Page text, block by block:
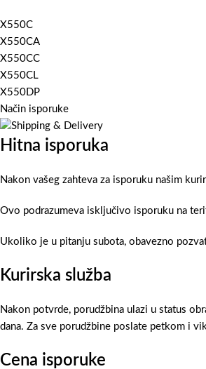
X550C
X550CA
X550CC
X550CL
X550DP
Način isporuke
Hitna isporuka
Nakon vašeg zahteva za isporuku našim
Ovo podrazumeva isključivo isporuku na
Ukoliko je u pitanju subota, obavezno
Kurirska služba
Nakon potvrde, porudžbina ulazi u status
dana. Za sve porudžbine poslate petkom i
Cena isporuke